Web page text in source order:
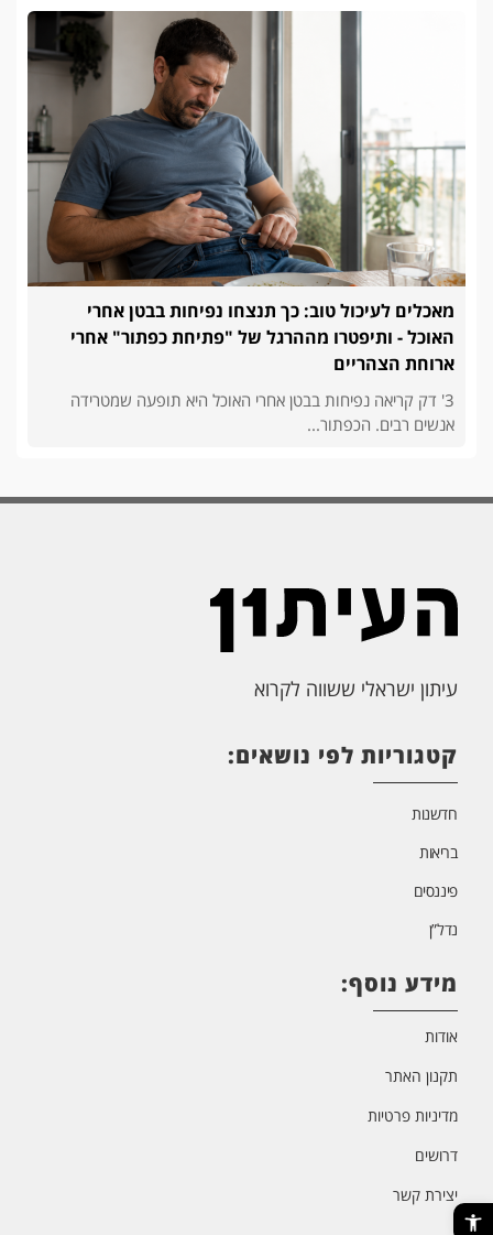
פתח סרגל נגישות
מאכלים לעיכול טוב: כך תנצחו נפיחות בבטן אחרי
האוכל - ותיפטרו מההרגל של "פתיחת כפתור" אחרי
ארוחת הצהריים
3' דק קריאה נפיחות בבטן אחרי האוכל היא תופעה שמטרידה
אנשים רבים. הכפתור...
עיתון ישראלי ששווה לקרוא
קטגוריות לפי נושאים:
חדשנות
בריאות
פיננסים
נדל”ן
מידע נוסף:
אודות
תקנון האתר
מדיניות פרטיות
דרושים
יצירת קשר